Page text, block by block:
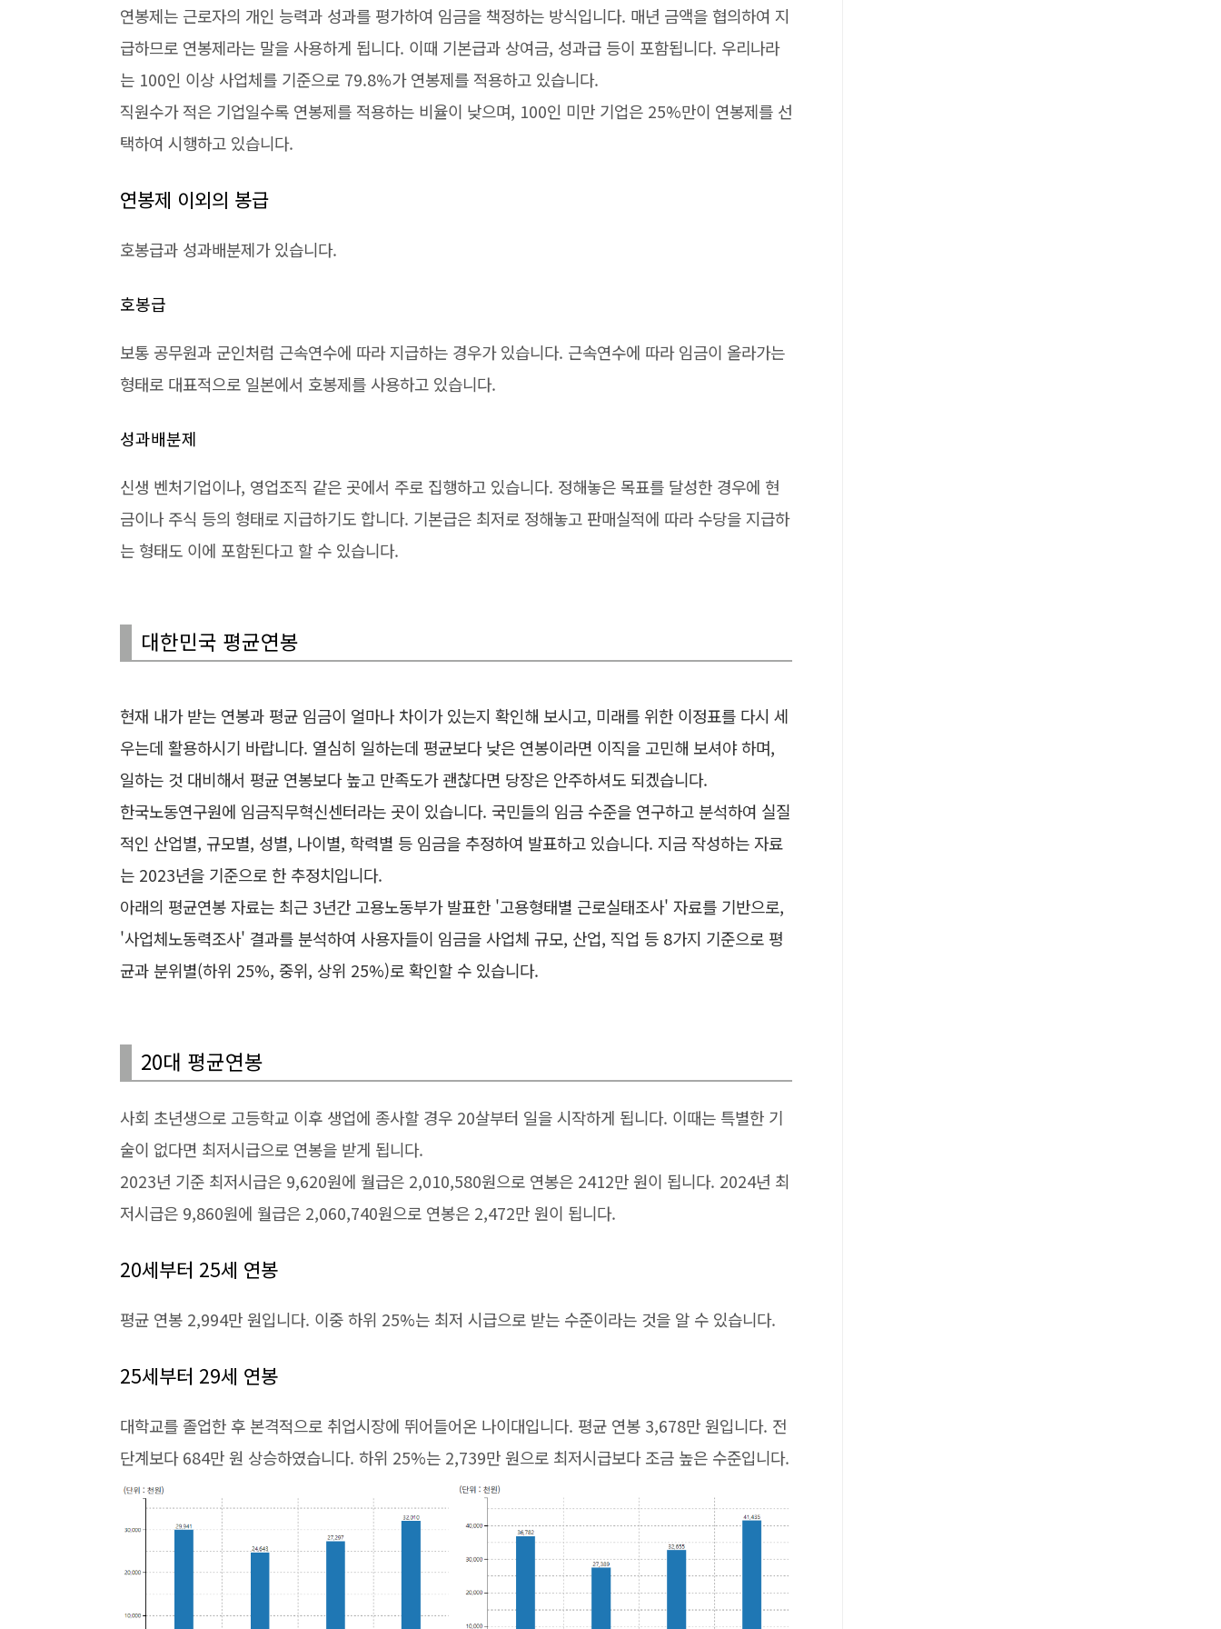
연봉제는 근로자의 개인 능력과 성과를 평가하여 임금을 책정하는 방식입니다. 매년 금액을 협의하여 지
급하므로 연봉제라는 말을 사용하게 됩니다. 이때 기본급과 상여금, 성과급 등이 포함됩니다. 우리나라
는 100인 이상 사업체를 기준으로 79.8%가 연봉제를 적용하고 있습니다.
직원수가 적은 기업일수록 연봉제를 적용하는 비율이 낮으며, 100인 미만 기업은 25%만이 연봉제를 선
택하여 시행하고 있습니다.
연봉제 이외의 봉급
호봉급과 성과배분제가 있습니다.
호봉급
보통 공무원과 군인처럼 근속연수에 따라 지급하는 경우가 있습니다. 근속연수에 따라 임금이 올라가는
형태로 대표적으로 일본에서 호봉제를 사용하고 있습니다.
성과배분제
신생 벤처기업이나, 영업조직 같은 곳에서 주로 집행하고 있습니다. 정해놓은 목표를 달성한 경우에 현
금이나 주식 등의 형태로 지급하기도 합니다. 기본급은 최저로 정해놓고 판매실적에 따라 수당을 지급하
는 형태도 이에 포함된다고 할 수 있습니다.
대한민국 평균연봉
현재 내가 받는 연봉과 평균 임금이 얼마나 차이가 있는지 확인해 보시고, 미래를 위한 이정표를 다시 세
우는데 활용하시기 바랍니다. 열심히 일하는데 평균보다 낮은 연봉이라면 이직을 고민해 보셔야 하며,
일하는 것 대비해서 평균 연봉보다 높고 만족도가 괜찮다면 당장은 안주하셔도 되겠습니다.
한국노동연구원에 임금직무혁신센터라는 곳이 있습니다. 국민들의 임금 수준을 연구하고 분석하여 실질
적인 산업별, 규모별, 성별, 나이별, 학력별 등 임금을 추정하여 발표하고 있습니다. 지금 작성하는 자료
는 2023년을 기준으로 한 추정치입니다.
아래의 평균연봉 자료는 최근 3년간 고용노동부가 발표한 '고용형태별 근로실태조사' 자료를 기반으로,
'사업체노동력조사' 결과를 분석하여 사용자들이 임금을 사업체 규모, 산업, 직업 등 8가지 기준으로 평
균과 분위별(하위 25%, 중위, 상위 25%)로 확인할 수 있습니다.
20대 평균연봉
사회 초년생으로 고등학교 이후 생업에 종사할 경우 20살부터 일을 시작하게 됩니다. 이때는 특별한 기
술이 없다면 최저시급으로 연봉을 받게 됩니다.
2023년 기준 최저시급은 9,620원에 월급은 2,010,580원으로 연봉은 2412만 원이 됩니다. 2024년 최
저시급은 9,860원에 월급은 2,060,740원으로 연봉은 2,472만 원이 됩니다.
20세부터 25세 연봉
평균 연봉 2,994만 원입니다. 이중 하위 25%는 최저 시급으로 받는 수준이라는 것을 알 수 있습니다.
25세부터 29세 연봉
대학교를 졸업한 후 본격적으로 취업시장에 뛰어들어온 나이대입니다. 평균 연봉 3,678만 원입니다. 전
단계보다 684만 원 상승하였습니다. 하위 25%는 2,739만 원으로 최저시급보다 조금 높은 수준입니다.